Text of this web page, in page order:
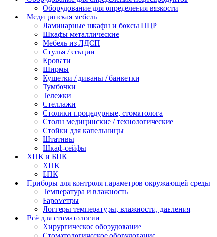
Оборудование для определения вязкости
Медицинская мебель
Ламинарные шкафы и боксы ПЦР
Шкафы металлические
Мебель из ЛДСП
Стулья / секции
Кровати
Ширмы
Кушетки / диваны / банкетки
Тумбочки
Тележки
Стеллажи
Столики процедурные, стоматолога
Столы медицинские / технологические
Стойки для капельницы
Штативы
Шкаф-сейфы
ХПК и БПК
ХПК
БПК
Приборы для контроля параметров окружающей среды
Температура и влажность
Барометры
Логгеры температуры, влажности, давления
Всё для стоматологии
Хирургическое оборудование
Стоматологическое оборудование